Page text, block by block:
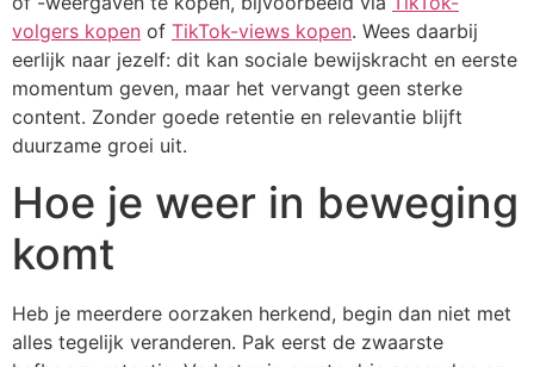
volgers kopen of TikTok-views kopen. Wees daarbij
eerlijk naar jezelf: dit kan sociale bewijskracht en eerste
momentum geven, maar het vervangt geen sterke
content. Zonder goede retentie en relevantie blijft
duurzame groei uit.
Hoe je weer in beweging
komt
Heb je meerdere oorzaken herkend, begin dan niet met
alles tegelijk veranderen. Pak eerst de zwaarste